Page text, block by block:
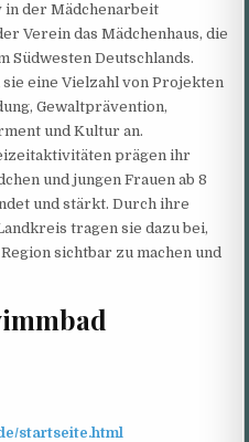
in der Mädchenarbeit
Verein das Mädchenhaus, die
Südwesten Deutschlands.
eine Vielzahl von Projekten
Gewaltprävention,
und Kultur an.
prägen ihr
und jungen Frauen ab 8
und stärkt. Durch ihre
tragen sie dazu bei,
sichtbar zu machen und
startseite.html